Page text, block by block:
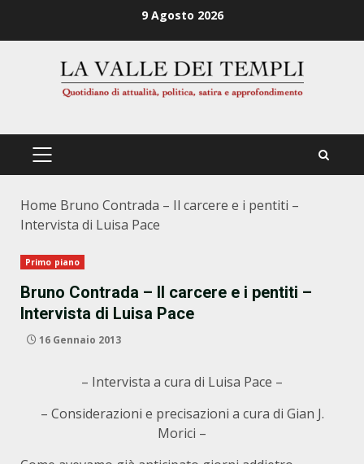
9 Agosto 2026
PRIMÄRES
Home Bruno Contrada – Il carcere e i pentiti –
Intervista di Luisa Pace
Primo piano
Bruno Contrada – Il carcere e i pentiti –
Intervista di Luisa Pace
16 Gennaio 2013
– Intervista a cura di Luisa Pace –
– Considerazioni e precisazioni a cura di Gian J.
Morici –